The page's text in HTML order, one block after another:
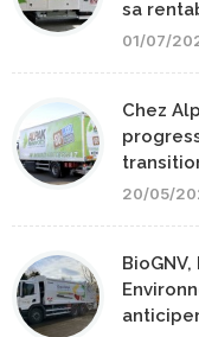
sa
01/07/
Chez
20/05/